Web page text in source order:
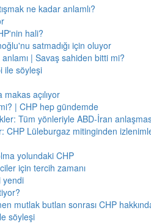
ne kadar anlamlı?
hali?
satmadığı için oluyor
| Savaş sahiden bitti mi?
ile söyleşi
açılıyor
| CHP hep gündemde
Tüm yönleriyle ABD-İran
CHP Lüleburgaz mitinginden
yolundaki CHP
için tercih zamanı
yendi
mutlak butlan sonrası CHP
söyleşi